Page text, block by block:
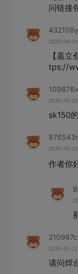
问链接
2026-04-
【嘉
tps://
2026-03-
sk150
2026-03-
作者你
2026-02-
请问焊